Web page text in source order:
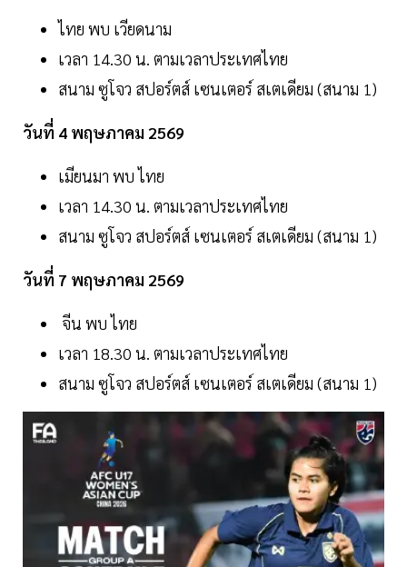
ไทย พบ เวียดนาม
เวลา 14.30 น. ตามเวลาประเทศไทย
สนาม ซูโจว สปอร์ตส์ เซนเตอร์ สเตเดียม (สนาม 1)
วันที่ 4 พฤษภาคม 2569
เมียนมา พบ ไทย
เวลา 14.30 น. ตามเวลาประเทศไทย
สนาม ซูโจว สปอร์ตส์ เซนเตอร์ สเตเดียม (สนาม 1)
วันที่ 7 พฤษภาคม 2569
จีน พบ ไทย
เวลา 18.30 น. ตามเวลาประเทศไทย
สนาม ซูโจว สปอร์ตส์ เซนเตอร์ สเตเดียม (สนาม 1)